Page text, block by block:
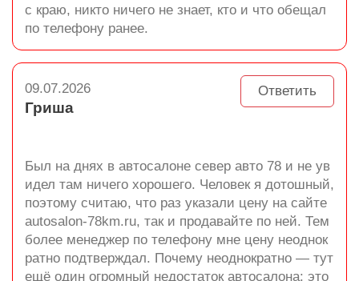
с краю, никто ничего не знает, кто и что обещал
по телефону ранее.
Ответить
09.07.2026
Гриша
Был на днях в автосалоне север авто 78 и не ув
идел там ничего хорошего. Человек я дотошный,
поэтому считаю, что раз указали цену на сайте
autosalon-78km.ru, так и продавайте по ней. Тем
более менеджер по телефону мне цену неоднок
ратно подтверждал. Почему неоднократно — тут
ещё один огромный недостаток автосалона: это